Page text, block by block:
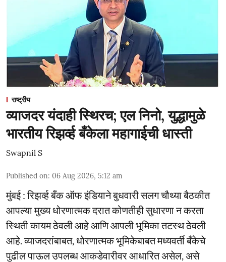
राष्ट्रीय
व्याजदर यंदाही स्थिरच; एल निनो, युद्धामुळे
भारतीय रिझर्व्ह बँकेला महागाईची धास्ती
Swapnil S
Published on: 06 Aug 2026, 5:12 am
मुंबई : रिझर्व्ह बँक ऑफ इंडियाने बुधवारी सलग चौथ्या बैठकीत
आपल्या मुख्य धोरणात्मक दरात कोणतीही सुधारणा न करता
स्थिती कायम ठेवली आहे आणि आपली भूमिका तटस्थ ठेवली
आहे. व्याजदरांबाबत, धोरणात्मक भूमिकेबाबत मध्यवर्ती बँकेचे
पुढील पाऊल उपलब्ध आकडेवारीवर आधारित असेल, असे